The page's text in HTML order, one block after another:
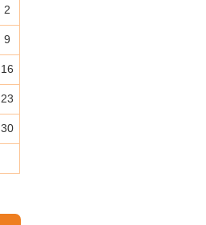
2
9
16
23
30